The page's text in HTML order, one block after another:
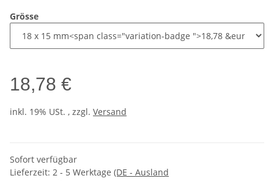
Grösse
18,78 €
inkl. 19% USt. , zzgl. Versand
Sofort verfügbar
Lieferzeit: 2 - 5 Werktage (DE - Ausland